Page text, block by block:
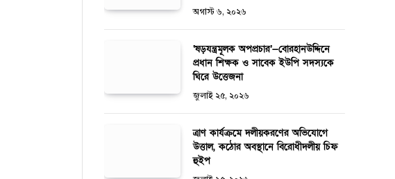
অগাস্ট ৬, ২০২৬
‘ষড়যন্ত্রমূলক অপপ্রচার’—বোরহানউদ্দিনে
প্রধান শিক্ষক ও সাবেক ইউপি সদস্যকে
ঘিরে উত্তেজনা
জুলাই ২৫, ২০২৬
ত্রাণ কার্যক্রমে দলীয়করণের অভিযোগে
উত্তাল, কঠোর অবস্থানে বিরোধীদলীয় চিফ
হুইপ